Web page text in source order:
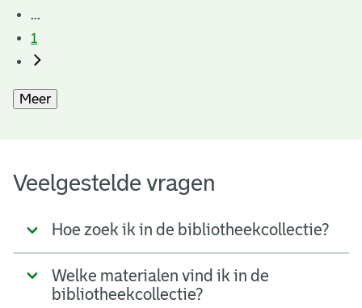
...
1
Meer
Veelgestelde vragen
Hoe zoek ik in de bibliotheekcollectie?
Welke materialen vind ik in de
bibliotheekcollectie?